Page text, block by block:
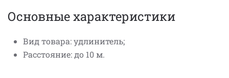
Основные характеристики
Вид товара: удлинитель;
Расстояние: до 10 м.